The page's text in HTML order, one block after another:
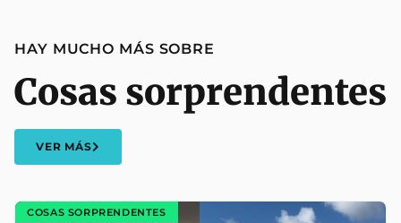
HAY MUCHO MÁS SOBRE
Cosas sorprendentes
VER MÁS
COSAS SORPRENDENTES